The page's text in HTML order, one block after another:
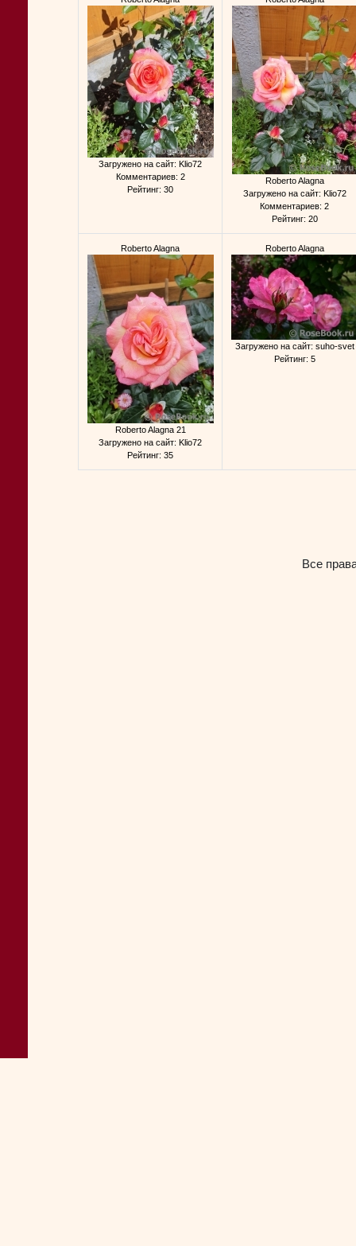
Загружено на сайт: Klio72
Комментариев: 2
Рейтинг: 30
Roberto Alagna
Загружено на сайт: Klio72
Комментариев: 2
Рейтинг: 20
Roberto Alagna
Roberto Alagna 21
Загружено на сайт: Klio72
Рейтинг: 35
Roberto Alagna
Загружено на сайт: suho-svet
Рейтинг: 5
Все